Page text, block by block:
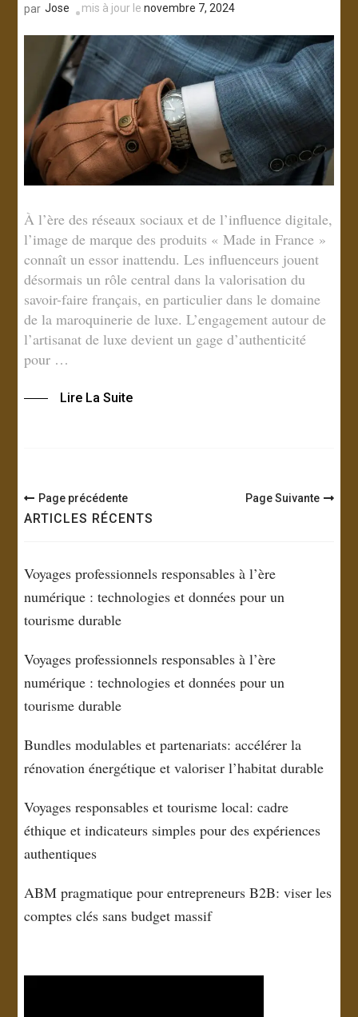
par Jose mis à jour lenovembre 7, 2024
À l’ère des réseaux sociaux et de l’influence digitale,
l’image de marque des produits « Made in France »
connaît un essor inattendu. Les influenceurs jouent
désormais un rôle central dans la valorisation du
savoir-faire français, en particulier dans le domaine
de la maroquinerie de luxe. L’engagement autour de
l’artisanat de luxe devient un gage d’authenticité
pour …
Lire La Suite
Navigation
des
Page précédente Page Suivante
ARTICLES RÉCENTS
Voyages professionnels responsables à l’ère
numérique : technologies et données pour un
tourisme durable
Voyages professionnels responsables à l’ère
numérique : technologies et données pour un
tourisme durable
Bundles modulables et partenariats: accélérer la
rénovation énergétique et valoriser l’habitat durable
Voyages responsables et tourisme local: cadre
éthique et indicateurs simples pour des expériences
authentiques
ABM pragmatique pour entrepreneurs B2B: viser les
comptes clés sans budget massif